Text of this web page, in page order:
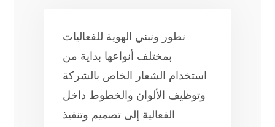
نطور ونبني الهوية للفعاليات
بمختلف أنواعها بداية من
استخدام الشعار الخاص بالشركة
وتوظيف الألوان والخطوط داخل
الفعالية إلى تصميم وتنفيذ